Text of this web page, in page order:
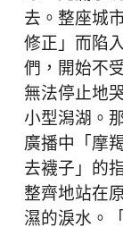
去。整座城
修正」而陷
們，開始不
無法停止地
小型潟湖。
廣播中「摩
去襪子」的
整齊地站在
濕的淚水。